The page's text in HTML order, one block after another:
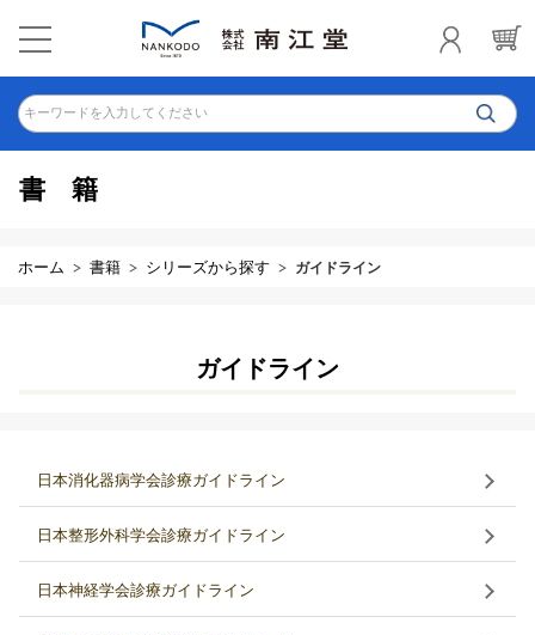
キーワードを入力してください
書籍
ホーム 書籍 シリーズから探す ガイドライン
ガイドライン
日本消化器病学会診療ガイドライン
日本整形外科学会診療ガイドライン
日本神経学会診療ガイドライン